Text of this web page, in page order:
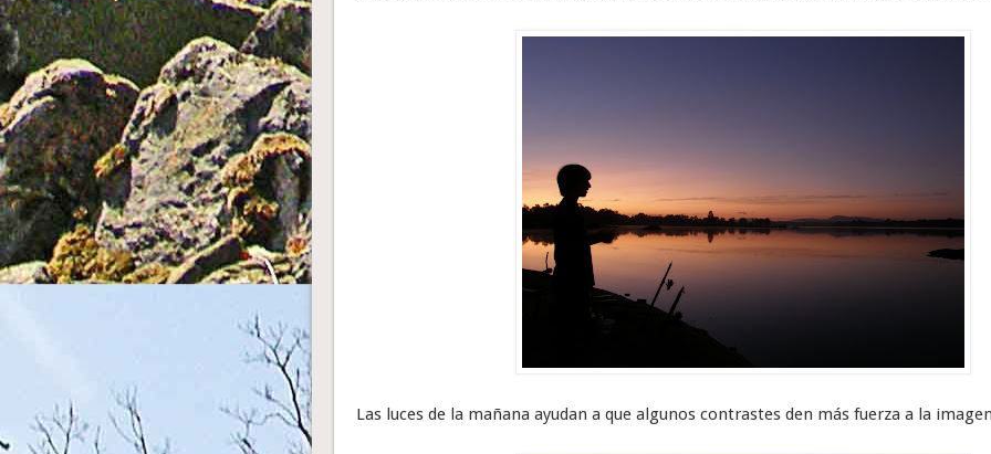
Las luces de la mañana ayudan a que algunos contrastes den más fuerza a la